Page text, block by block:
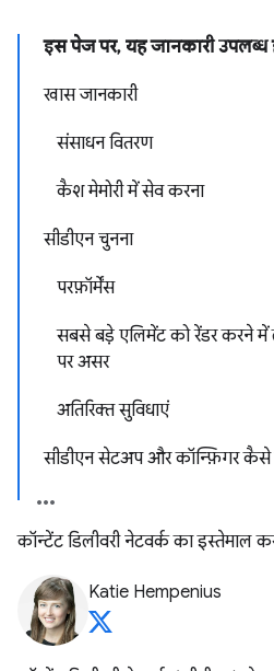
इस पेज पर, यह जानकारी उपलब्ध
खास जानकारी
संसाधन वितरण
कैश मेमोरी में सेव करना
सीडीएन चुनना
परफ़ॉर्मेंस
सबसे बड़े एलिमेंट को रेंडर करने
पर असर
अतिरिक्त सुविधाएं
सीडीएन सेटअप और कॉन्फ़िगर
कॉन्टेंट डिलीवरी नेटवर्क का इस्तेमाल
Katie Hempenius